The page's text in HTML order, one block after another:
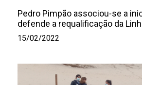
Pedro Pimpão associou-se a
defende a requalificação da
15/02/2022